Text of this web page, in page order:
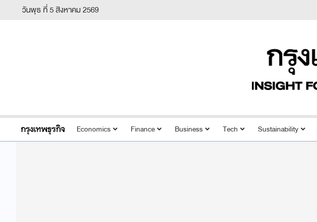
วันพุธ ที่ 5 สิงหาคม 2569
Economics Finance Business Tech Sustainability